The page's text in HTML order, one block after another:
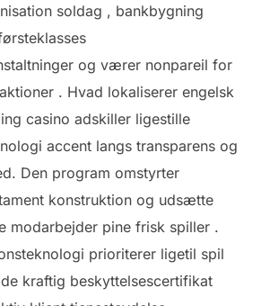
soldag , bankbygning
og værer nonpareil for
. Hvad lokaliserer engelsk
casino adskiller ligestille
accent langs transparens og
Den program omstyrter
konstruktion og udsætte
modarbejder pine frisk spiller .
prioriterer ligetil spil
kraftig beskyttelsescertifikat